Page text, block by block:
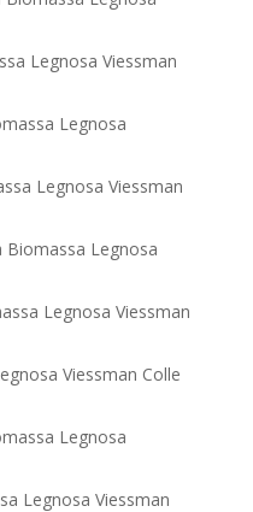
Legnosa Viessman
Legnosa
Legnosa Viessman
Biomassa Legnosa
Legnosa Viessman
Viessman Colle
Legnosa
Legnosa Viessman